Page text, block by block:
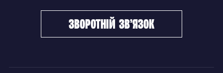
зворотній зв’язок